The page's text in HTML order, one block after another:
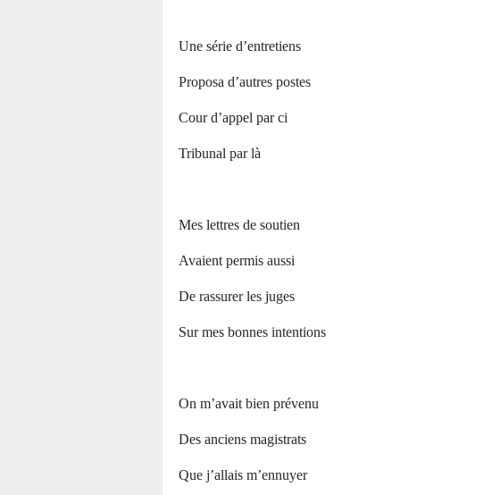
Une série d’entretiens
Proposa d’autres postes
Cour d’appel par ci
Tribunal par là
Mes lettres de soutien
Avaient permis aussi
De rassurer les juges
Sur mes bonnes intentions
On m’avait bien prévenu
Des anciens magistrats
Que j’allais m’ennuyer